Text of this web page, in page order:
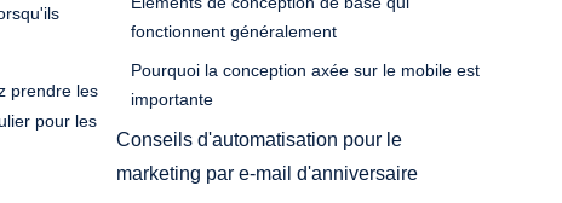
prendre les
pour les
fonctionnent généralement
Pourquoi la conception axée sur le mobile est
importante
Conseils d'automatisation pour le
marketing par e-mail d'anniversaire